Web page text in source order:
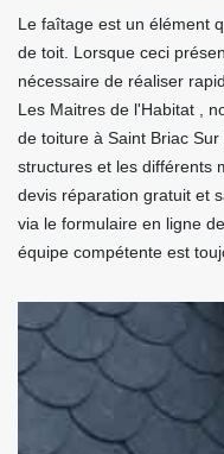
Le faîtage est un élément
de toit. Lorsque ceci
nécessaire de réaliser
Les Maitres de l'Habitat ,
de toiture à Saint Briac
structures et les différents
devis réparation gratuit et
via le formulaire en ligne
équipe compétente est